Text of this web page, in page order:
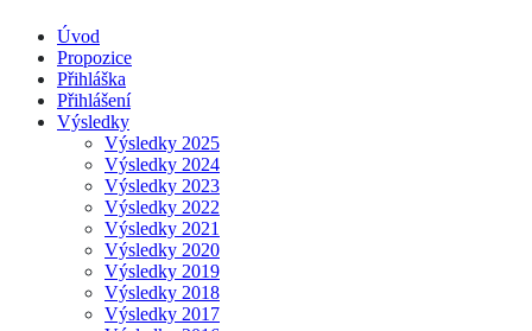
Úvod
Propozice
Přihláška
Přihlášení
Výsledky
Výsledky 2025
Výsledky 2024
Výsledky 2023
Výsledky 2022
Výsledky 2021
Výsledky 2020
Výsledky 2019
Výsledky 2018
Výsledky 2017